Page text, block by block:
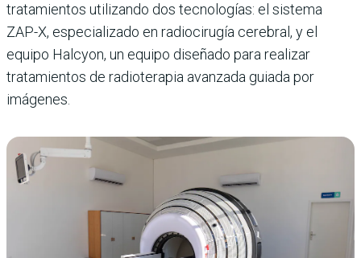
tratamientos utilizando dos tecnologías: el sistema
ZAP-X, especializado en radiocirugía cerebral, y el
equipo Halcyon, un equipo diseñado para realizar
tratamientos de radioterapia avanzada guiada por
imágenes.